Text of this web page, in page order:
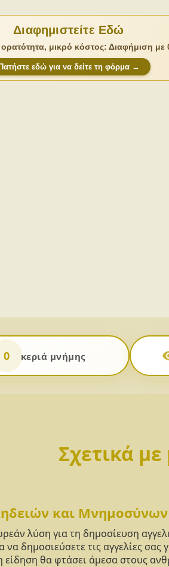
Διαφημιστείτε Εδώ
μικρό κόστος: Διαφήμιση με
εδώ για να δείτε τη φόρμα →
0 κεριά μνήμης
Σχετικά με
και
λύση για τη δημοσίευση
δημοσιεύσετε τις αγγελίες
είδηση θα φτάσει άμεσα στους